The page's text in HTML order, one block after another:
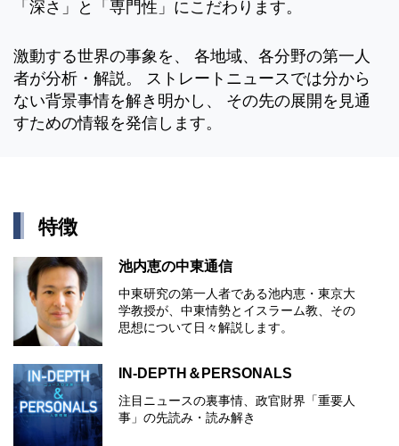
「深さ」と「専門性」にこだわります。
激動する世界の事象を、 各地域、各分野の第一人
者が分析・解説。 ストレートニュースでは分から
ない背景事情を解き明かし、 その先の展開を見通
すための情報を発信します。
特徴
池内恵の中東通信
中東研究の第⼀⼈者である池内恵・東京⼤
学教授が、中東情勢とイスラーム教、その
思想について⽇々解説します。
IN-DEPTH＆PERSONALS
注目ニュースの裏事情、政官財界「重要人
事」の先読み・読み解き